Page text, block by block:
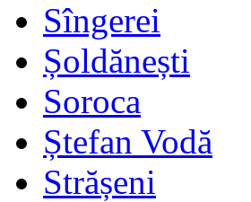
Sîngerei
Șoldănești
Soroca
Ștefan Vodă
Strășeni